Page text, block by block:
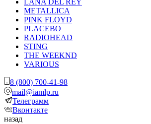
LANA DEL REY
METALLICA
PINK FLOYD
PLACEBO
RADIOHEAD
STING
THE WEEKND
VARIOUS
8 (800) 700-41-98
mail@iamlp.ru
Телеграмм
Вконтакте
назад